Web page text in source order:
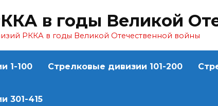
в годы Великой
РККА в годы Великой Отечественной войны
1-100 Стрелковые дивизии 101-200
301-415